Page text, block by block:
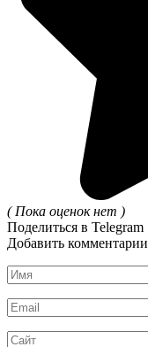
( Пока оценок нет )
Поделиться в Telegram
Добавить комментарии
Имя
*
Email
*
Сайт